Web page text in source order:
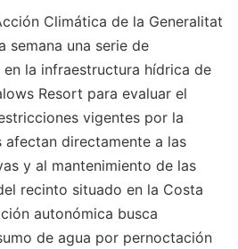
Climática de la Generalitat
semana una serie de
la infraestructura hídrica de
Resort para evaluar el
vigentes por la
afectan directamente a las
y al mantenimiento de las
recinto situado en la Costa
autonómica busca
de agua por pernoctación